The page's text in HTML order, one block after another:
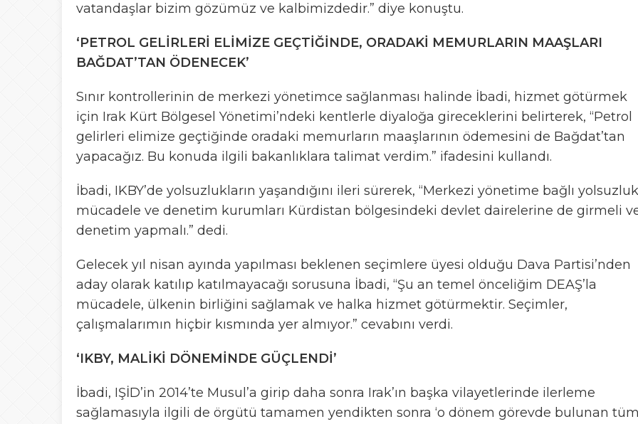
vatandaşlar bizim gözümüz ve kalbimizdedir.” diye konuştu.
‘PETROL GELİRLERİ ELİMİZE GEÇTİĞİNDE, ORADAKİ MEMURLARIN MAAŞLARI
BAĞDAT’TAN ÖDENECEK’
Sınır kontrollerinin de merkezi yönetimce sağlanması halinde İbadi, hizmet götürmek
için Irak Kürt Bölgesel Yönetimi’ndeki kentlerle diyaloğa gireceklerini belirterek, “Petrol
gelirleri elimize geçtiğinde oradaki memurların maaşlarının ödemesini de Bağdat’tan
yapacağız. Bu konuda ilgili bakanlıklara talimat verdim.” ifadesini kullandı.
İbadi, IKBY’de yolsuzlukların yaşandığını ileri sürerek, “Merkezi yönetime bağlı
mücadele ve denetim kurumları Kürdistan bölgesindeki devlet dairelerine de girmeli
denetim yapmalı.” dedi.
Gelecek yıl nisan ayında yapılması beklenen seçimlere üyesi olduğu Dava Partisi’nden
aday olarak katılıp katılmayacağı sorusuna İbadi, “Şu an temel önceliğim DEAŞ’la
mücadele, ülkenin birliğini sağlamak ve halka hizmet götürmektir. Seçimler,
çalışmalarımın hiçbir kısmında yer almıyor.” cevabını verdi.
‘IKBY, MALİKİ DÖNEMİNDE GÜÇLENDİ’
İbadi, IŞİD’in 2014’te Musul’a girip daha sonra Irak’ın başka vilayetlerinde ilerleme
sağlamasıyla ilgili de örgütü tamamen yendikten sonra ‘o dönem görevde bulunan